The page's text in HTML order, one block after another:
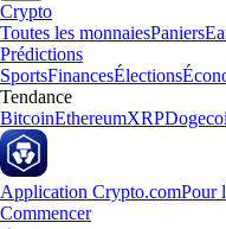
Crypto
Toutes les monnaiesPaniers
Prédictions
SportsFinancesÉlections
Tendance
BitcoinEthereumXRP
Application Crypto.comPour
Commencer